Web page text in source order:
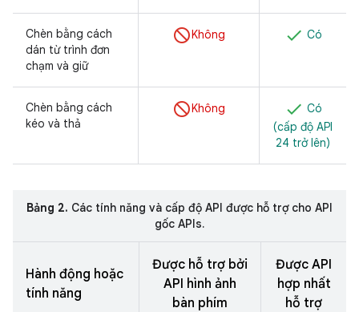
Chèn bằng cách
dán từ trình đơn
chạm và giữ
Không Có
Chèn bằng cách
kéo và thả
Không
Có
(cấp độ API
24 trở lên)
Bảng 2. Các tính năng và cấp độ API được hỗ trợ cho API
gốc APIs.
Hành động hoặc
tính năng
Được hỗ trợ bởi
API hình ảnh
bàn phím
Được API
hợp nhất
hỗ trợ